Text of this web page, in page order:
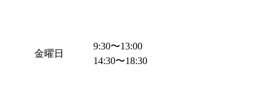
金曜日
9:30〜13:00
14:30〜18:30